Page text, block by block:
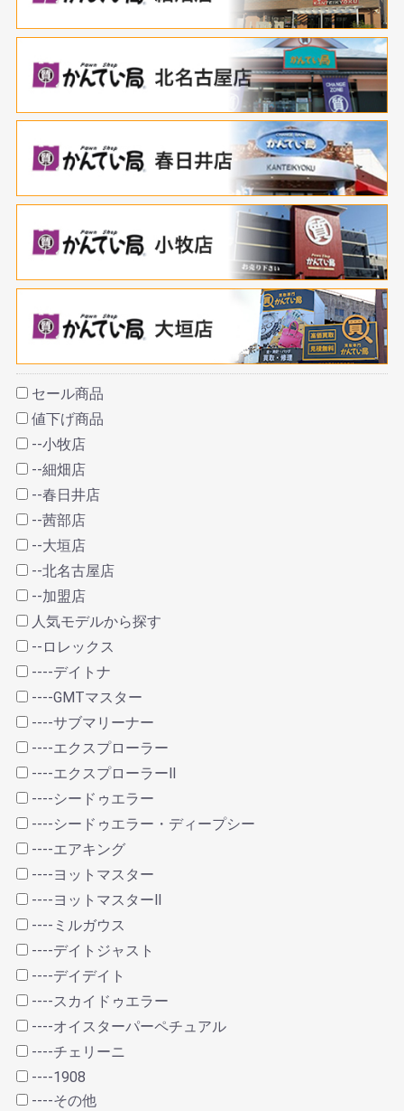
セール商品
値下げ商品
--小牧店
--細畑店
--春日井店
--茜部店
--大垣店
--北名古屋店
--加盟店
人気モデルから探す
--ロレックス
----デイトナ
----GMTマスター
----サブマリーナー
----エクスプローラー
----エクスプローラーⅡ
----シードゥエラー
----シードゥエラー・ディープシー
----エアキング
----ヨットマスター
----ヨットマスターⅡ
----ミルガウス
----デイトジャスト
----デイデイト
----スカイドゥエラー
----オイスターパーペチュアル
----チェリーニ
----1908
----その他